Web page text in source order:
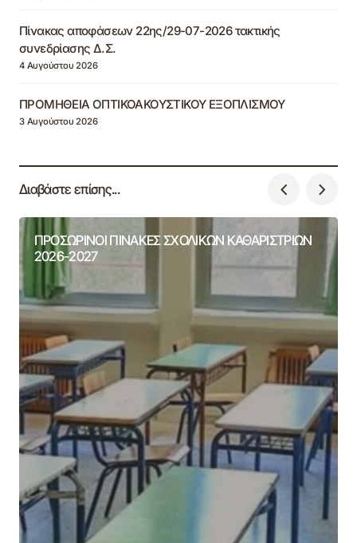
Πίνακας αποφάσεων 22ης/29-07-2026 τακτικής
συνεδρίασης Δ.Σ.
4 Αυγούστου 2026
ΠΡΟΜΗΘΕΙΑ ΟΠΤΙΚΟΑΚΟΥΣΤΙΚΟΥ ΕΞΟΠΛΙΣΜΟΥ
3 Αυγούστου 2026
Διαβάστε επίσης...
ΠΡΟΣΩΡΙΝΟΙ ΠΙΝΑΚΕΣ ΣΧΟΛΙΚΩΝ ΚΑΘΑΡΙΣΤΡΙΩΝ
2026-2027